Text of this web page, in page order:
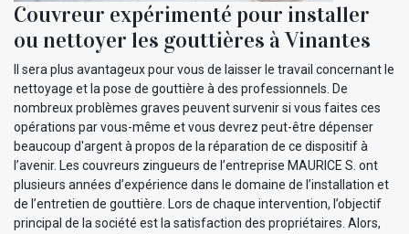
Couvreur expérimenté pour installer
ou nettoyer les gouttières à Vinantes
Il sera plus avantageux pour vous de laisser le travail concernant le
nettoyage et la pose de gouttière à des professionnels. De
nombreux problèmes graves peuvent survenir si vous faites ces
opérations par vous-même et vous devrez peut-être dépenser
beaucoup d'argent à propos de la réparation de ce dispositif à
l’avenir. Les couvreurs zingueurs de l’entreprise MAURICE S. ont
plusieurs années d’expérience dans le domaine de l’installation et
de l’entretien de gouttière. Lors de chaque intervention, l’objectif
principal de la société est la satisfaction des propriétaires. Alors,